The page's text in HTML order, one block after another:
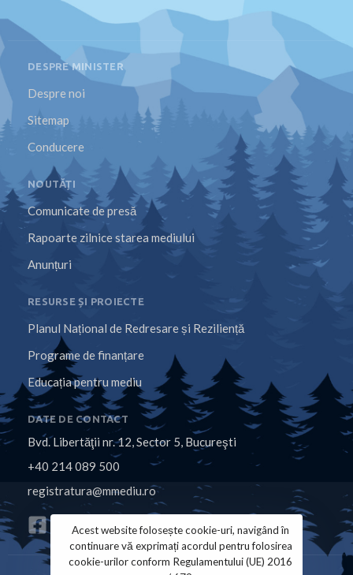
DESPRE MINISTER
Despre noi
Sitemap
Conducere
NOUTĂȚI
Comunicate de presă
Rapoarte zilnice starea mediului
Anunțuri
RESURSE ȘI PROIECTE
Planul Național de Redresare și Reziliență
Programe de finanțare
Educația pentru mediu
DATE DE CONTACT
Bvd. Libertăţii nr. 12, Sector 5, Bucureşti
+40 214 089 500
registratura@mmediu.ro
Acest website folosește cookie-uri, navigând în
continuare vă exprimați acordul pentru folosirea
cookie-urilor conform Regulamentului (UE) 2016